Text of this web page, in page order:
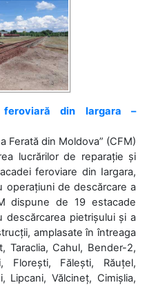
feroviară din Iargara –
Ferată din Moldova” (CFM)
lucrărilor de reparație și
feroviare din Iargara,
operațiuni de descărcare a
dispune de 19 estacade
descărcarea pietrișului și a
amplasate în întreaga
Taraclia, Cahul, Bender-2,
Florești, Fălești, Răuțel,
Lipcani, Vălcineț, Cimișlia,